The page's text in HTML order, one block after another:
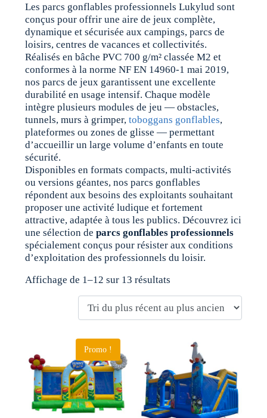
Les parcs gonflables professionnels Lukylud sont
conçus pour offrir une aire de jeux complète,
dynamique et sécurisée aux campings, parcs de
loisirs, centres de vacances et collectivités.
Réalisés en bâche PVC 700 g/m² classée M2 et
conformes à la norme NF EN 14960-1 mai 2019,
nos parcs de jeux garantissent une excellente
durabilité en usage intensif. Chaque modèle
intègre plusieurs modules de jeu — obstacles,
tunnels, murs à grimper, toboggans gonflables,
plateformes ou zones de glisse — permettant
d’accueillir un large volume d’enfants en toute
sécurité.
Disponibles en formats compacts, multi-activités
ou versions géantes, nos parcs gonflables
répondent aux besoins des exploitants souhaitant
proposer une activité ludique et fortement
attractive, adaptée à tous les publics. Découvrez ici
une sélection deparcs gonflables professionnels
spécialement conçus pour résister aux conditions
d’exploitation des professionnels du loisir.
Affichage de 1–12 sur 13 résultats
Promo !